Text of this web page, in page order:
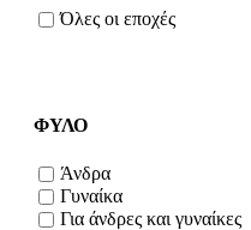
Όλες οι εποχές
ΦΥΛΟ
Άνδρα
Γυναίκα
Για άνδρες και γυναίκες